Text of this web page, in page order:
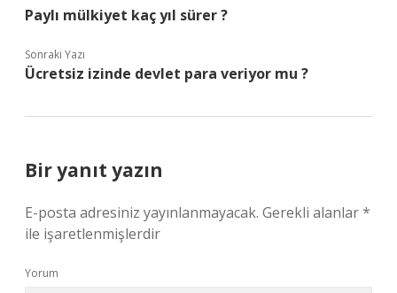
Paylı mülkiyet kaç yıl sürer ?
Sonraki Yazı
Ücretsiz izinde devlet para veriyor mu ?
Bir yanıt yazın
E-posta adresiniz yayınlanmayacak. Gerekli alanlar*
ile işaretlenmişlerdir
Yorum